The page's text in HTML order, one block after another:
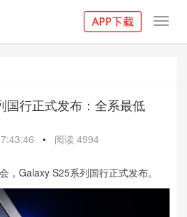
国行正式发布：全系最低
• 阅读 4994
，Galaxy S25系列国行正式发布。